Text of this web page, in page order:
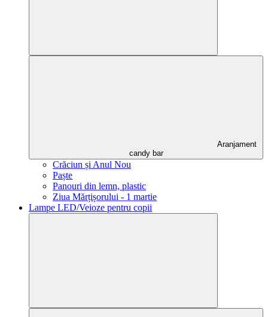
Aranjament
candy bar
Crăciun și Anul Nou
Paște
Panouri din lemn, plastic
Ziua Mărțișorului - 1 martie
Lampe LED/Veioze pentru copii